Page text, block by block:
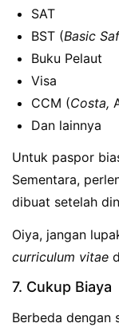
SAT
BST (Basic
Buku Pelaut
Visa
CCM (Costa,
Dan lainnya
Untuk paspor
Sementara,
dibuat setelah
Oiya, jangan
curriculum vitae
7. Cukup Biaya
Berbeda dengan